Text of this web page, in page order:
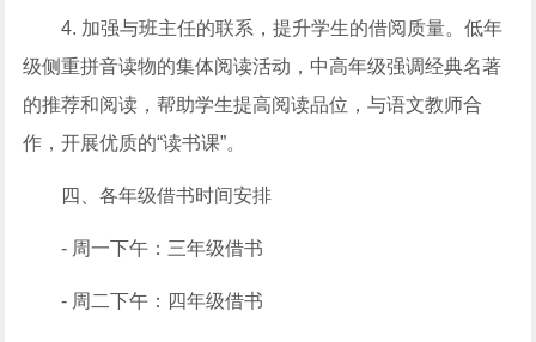
4. 加强与班主任的联系，提升学生的借阅质量。低年
级侧重拼音读物的集体阅读活动，中高年级强调经典名著
的推荐和阅读，帮助学生提高阅读品位，与语文教师合
作，开展优质的“读书课”。
四、各年级借书时间安排
- 周一下午：三年级借书
- 周二下午：四年级借书